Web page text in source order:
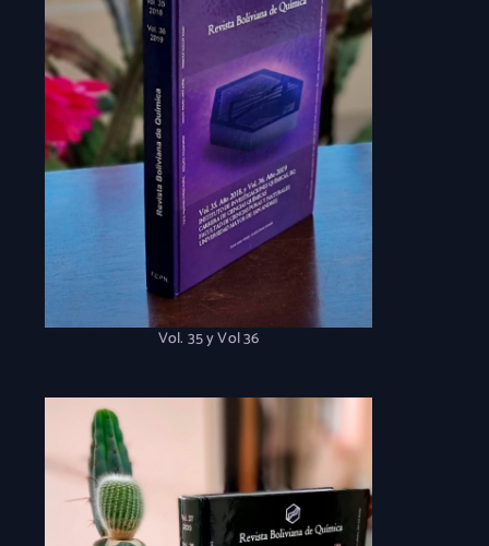
Vol. 35 y Vol 36